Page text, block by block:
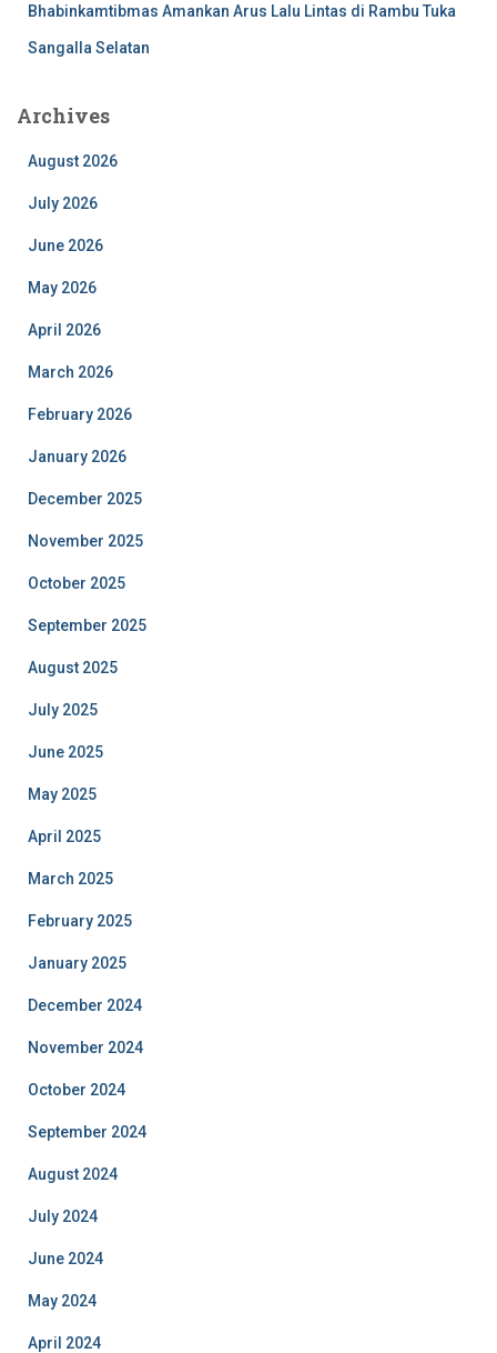
Bhabinkamtibmas Amankan Arus Lalu Lintas di Rambu Tuka
Sangalla Selatan
Archives
August 2026
July 2026
June 2026
May 2026
April 2026
March 2026
February 2026
January 2026
December 2025
November 2025
October 2025
September 2025
August 2025
July 2025
June 2025
May 2025
April 2025
March 2025
February 2025
January 2025
December 2024
November 2024
October 2024
September 2024
August 2024
July 2024
June 2024
May 2024
April 2024